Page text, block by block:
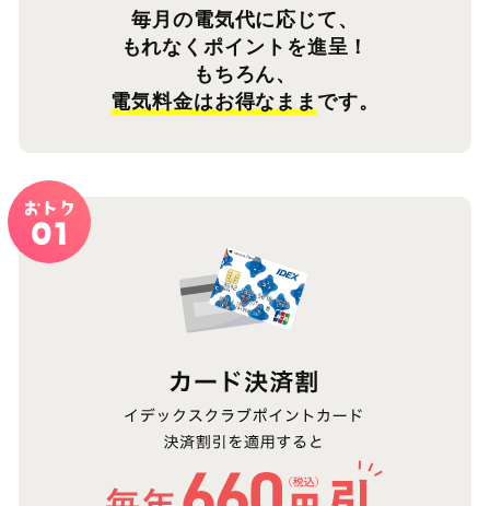
毎月の電気代に応じて、
もれなくポイントを進呈！
もちろん、
電気料金はお得なまま です。